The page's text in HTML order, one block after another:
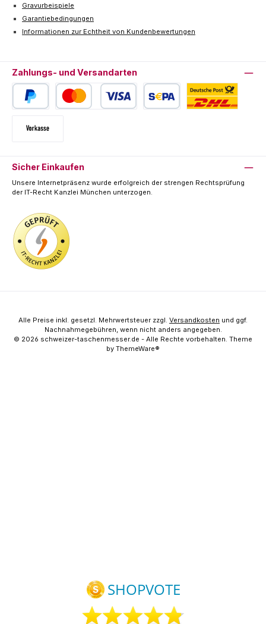
Gravurbeispiele
Garantiebedingungen
Informationen zur Echtheit von Kundenbewertungen
Zahlungs- und Versandarten
Sicher Einkaufen
Unsere Internetpräsenz wurde erfolgreich der strengen Rechtsprüfung
der IT-Recht Kanzlei München unterzogen.
Alle Preise inkl. gesetzl. Mehrwertsteuer zzgl. Versandkosten und ggf.
Nachnahmegebühren, wenn nicht anders angegeben.
© 2026 schweizer-taschenmesser.de - Alle Rechte vorbehalten. Theme
by ThemeWare®